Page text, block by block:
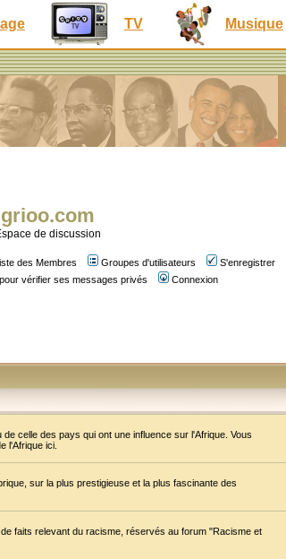
TV Musique
grioo.com
de discussion
des Membres Groupes d'utilisateurs
S'enregistrer
vérifier ses messages privés Connexion
celle des pays qui ont une influence sur l'Afrique. Vous
l'Afrique ici.
sur la plus prestigieuse et la plus fascinante des
faits relevant du racisme, réservés au forum "Racisme et